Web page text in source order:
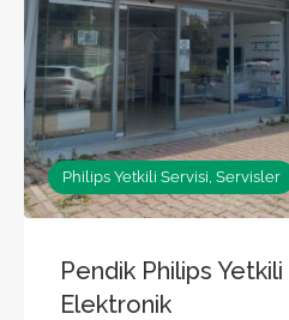
Philips Yetkili Servisi, Servisler
Pendik Philips
Elektronik